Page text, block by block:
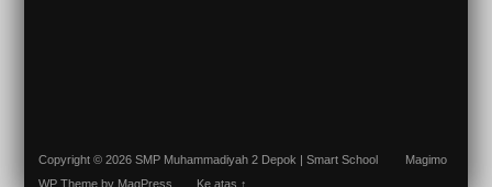
Copyright © 2026 SMP Muhammadiyah 2 Depok | Smart School
Magimo
WP Themeby MagPress Ke atas ↑